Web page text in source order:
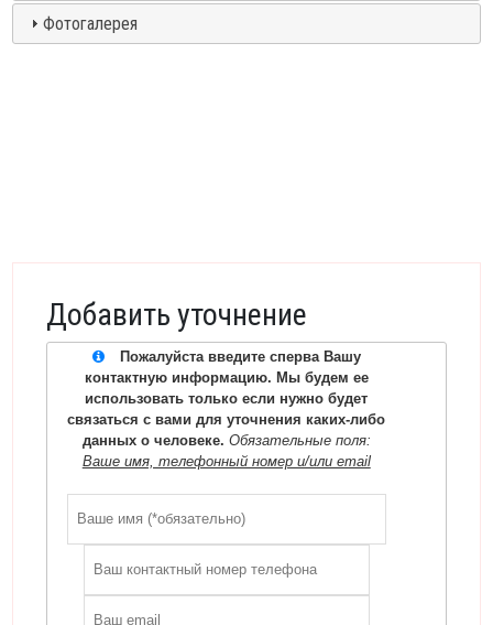
Фотогалерея
Добавить уточнение
Пожалуйста введите сперва Вашу
контактную информацию. Мы будем ее
использовать только если нужно будет
связаться с вами для уточнения каких-либо
данных о человеке. Обязательные поля:
Ваше имя, телефонный номер и/или email